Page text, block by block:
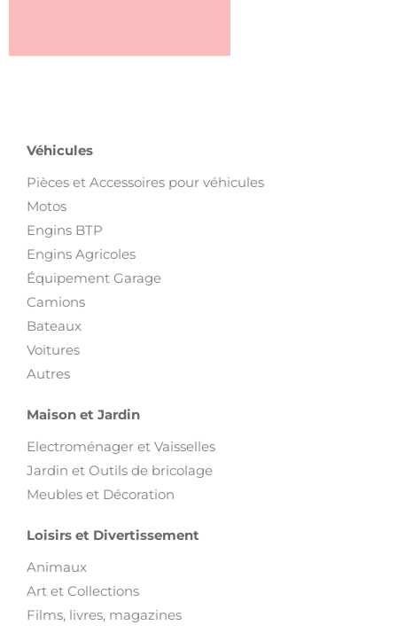
Véhicules
Pièces et Accessoires pour véhicules
Motos
Engins BTP
Engins Agricoles
Équipement Garage
Camions
Bateaux
Voitures
Autres
Maison et Jardin
Electroménager et Vaisselles
Jardin et Outils de bricolage
Meubles et Décoration
Loisirs et Divertissement
Animaux
Art et Collections
Films, livres, magazines